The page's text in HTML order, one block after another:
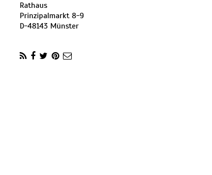
Rathaus
Prinzipalmarkt 8-9
D-48143 Münster